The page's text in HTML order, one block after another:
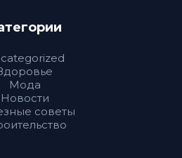
Мода
Новости
советы